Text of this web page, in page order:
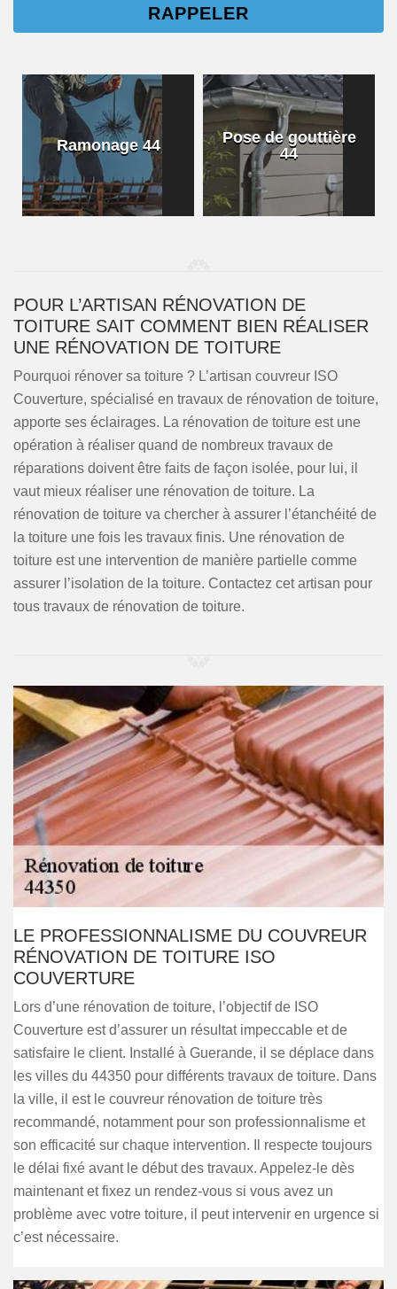
Ramonage 44
Pose de gouttière
44
POUR L’ARTISAN RÉNOVATION DE
TOITURE SAIT COMMENT BIEN RÉALISER
UNE RÉNOVATION DE TOITURE
Pourquoi rénover sa toiture ? L’artisan couvreur ISO
Couverture, spécialisé en travaux de rénovation de toiture,
apporte ses éclairages. La rénovation de toiture est une
opération à réaliser quand de nombreux travaux de
réparations doivent être faits de façon isolée, pour lui, il
vaut mieux réaliser une rénovation de toiture. La
rénovation de toiture va chercher à assurer l’étanchéité de
la toiture une fois les travaux finis. Une rénovation de
toiture est une intervention de manière partielle comme
assurer l’isolation de la toiture. Contactez cet artisan pour
tous travaux de rénovation de toiture.
LE PROFESSIONNALISME DU COUVREUR
RÉNOVATION DE TOITURE ISO
COUVERTURE
Lors d’une rénovation de toiture, l’objectif de ISO
Couverture est d’assurer un résultat impeccable et de
satisfaire le client. Installé à Guerande, il se déplace dans
les villes du 44350 pour différents travaux de toiture. Dans
la ville, il est le couvreur rénovation de toiture très
recommandé, notamment pour son professionnalisme et
son efficacité sur chaque intervention. Il respecte toujours
le délai fixé avant le début des travaux. Appelez-le dès
maintenant et fixez un rendez-vous si vous avez un
problème avec votre toiture, il peut intervenir en urgence si
c’est nécessaire.